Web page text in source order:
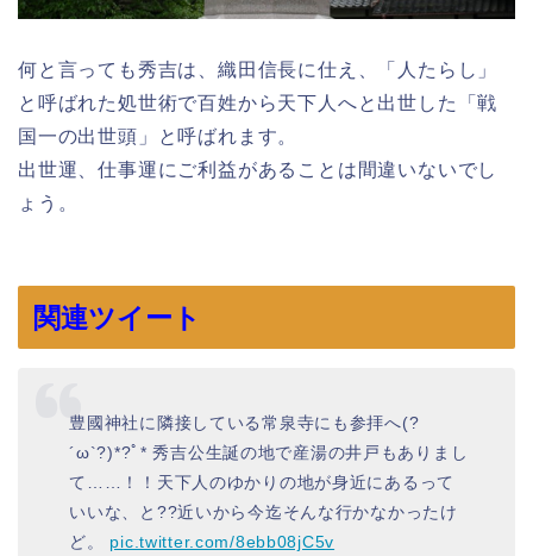
何と言っても秀吉は、織田信長に仕え、「人たらし」
と呼ばれた処世術で百姓から天下人へと出世した「戦
国一の出世頭」と呼ばれます。
出世運、仕事運にご利益があることは間違いないでし
ょう。
関連ツイート
豊國神社に隣接している常泉寺にも参拝へ(?
´ω`?)*?ﾟ* 秀吉公生誕の地で産湯の井戸もありまし
て……！！天下人のゆかりの地が身近にあるって
いいな、と??近いから今迄そんな行かなかったけ
ど。 pic.twitter.com/8ebb08jC5v